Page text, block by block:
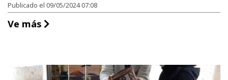
Publicado el 09/05/2024 07:08
Ve más Museo Artequin